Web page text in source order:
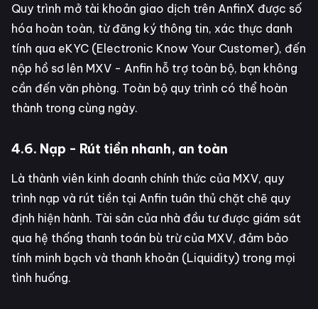
Quy trình mở tài khoản giao dịch trên AnfinX được số
hóa hoàn toàn, từ đăng ký thông tin, xác thực danh
tính qua eKYC (Electronic Know Your Customer), đến
nộp hồ sơ lên MXV - Anfin hỗ trợ toàn bộ, bạn không
cần đến văn phòng. Toàn bộ quy trình có thể hoàn
thành trong cùng ngày.
4.6. Nạp - Rút tiền nhanh, an toàn
Là thành viên kinh doanh chính thức của MXV, quy
trình nạp và rút tiền tại Anfin tuân thủ chặt chẽ quy
định hiện hành. Tài sản của nhà đầu tư được giám sát
qua hệ thống thanh toán bù trừ của MXV, đảm bảo
tính minh bạch và thanh khoản (Liquidity) trong mọi
tình huống.